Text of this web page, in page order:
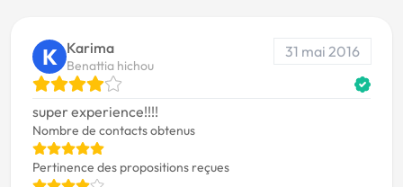
K Karima
Benattia hichou
31 mai 2016
super experience!!!!
Nombre de contacts obtenus
Pertinence des propositions reçues